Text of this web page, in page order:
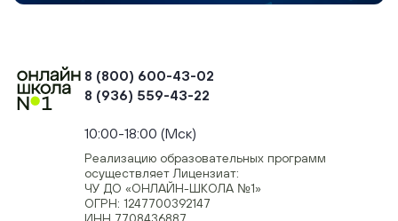
8 (800) 600-43-02
8 (936) 559-43-22
10:00-18:00 (Мск)
Реализацию образовательных программ
осуществляет Лицензиат:
ЧУ ДО «ОНЛАЙН-ШКОЛА №1»
ОГРН: 1247700392147
ИНН 7708436887